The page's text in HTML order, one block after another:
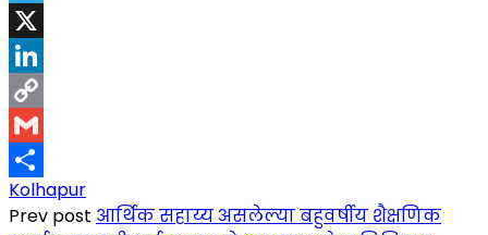
Telegram
X
LinkedIn
Copy
Link
Gmail
Share
Kolhapur
Prev post आर्थिक सहाय्य असलेल्या बहुवर्षीय शैक्षणिक